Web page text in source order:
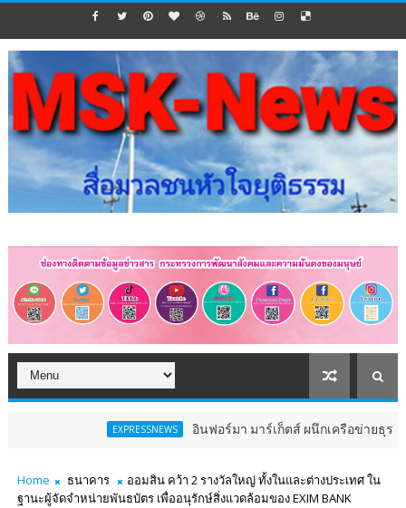
EXPRESSNEWS อินฟอร์มา มาร์เก็ตส์ ผนึกเครือข่ายธุรกิจท่องเที่ยว
Home ธนาคาร
ออมสิน คว้า 2 รางวัลใหญ่ ทั้งในและต่างประเทศ ใน
ฐานะผู้จัดจำหน่ายพันธบัตร เพื่ออนุรักษ์สิ่งแวดล้อมของ EXIM BANK